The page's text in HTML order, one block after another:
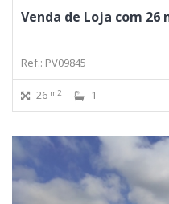
Venda de Loja com 26
Ref.: PV09845
26 m2 1